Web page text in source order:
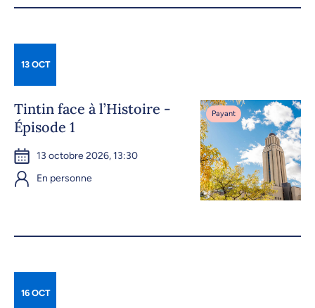
13 OCT
Tintin face à l’Histoire -
Épisode 1
13 octobre 2026, 13:30
En personne
Payant
16 OCT